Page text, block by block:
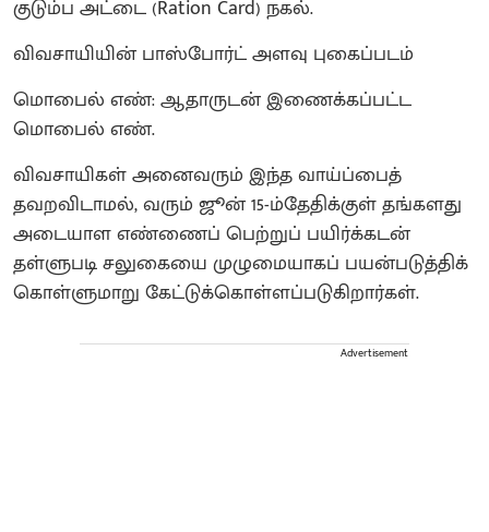
குடும்ப அட்டை (Ration Card) நகல்.
விவசாயியின் பாஸ்போர்ட் அளவு புகைப்படம்
மொபைல் எண்: ஆதாருடன் இணைக்கப்பட்ட
மொபைல் எண்.
விவசாயிகள் அனைவரும் இந்த வாய்ப்பைத்
தவறவிடாமல், வரும் ஜூன் 15-ம்தேதிக்குள் தங்களது
அடையாள எண்ணைப் பெற்றுப் பயிர்க்கடன்
தள்ளுபடி சலுகையை முழுமையாகப் பயன்படுத்திக்
கொள்ளுமாறு கேட்டுக்கொள்ளப்படுகிறார்கள்.
Advertisement